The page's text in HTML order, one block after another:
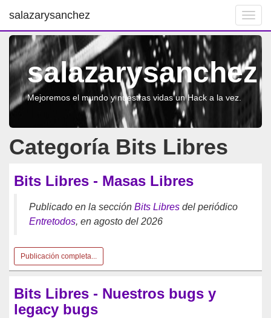
salazarysanchez
salazarysanchez
Mejoremos el mundo y nuestras vidas un Hack a la vez.
Categoría Bits Libres
Bits Libres - Masas Libres
Publicado en la sección Bits Libres del periódico
Entretodos, en agosto del 2026
Publicación completa...
Bits Libres - Nuestros bugs y
legacy bugs